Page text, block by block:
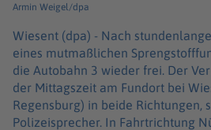
Armin Weigel/dpa
Wiesent (dpa) - Nach
eines mutmaßlichen
die Autobahn 3 wieder frei. Der
der Mittagszeit am Fundort bei
Regensburg) in beide Richtungen,
Polizeisprecher. In Fahrtrichtung